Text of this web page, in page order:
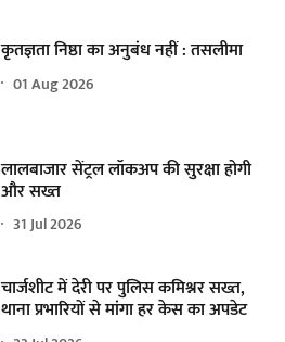
कृतज्ञता निष्ठा का अनुबंध नहीं : तसलीमा
01 Aug 2026
लालबाजार सेंट्रल लॉकअप की सुरक्षा होगी
और सख्त
31 Jul 2026
चार्जशीट में देरी पर पुलिस कमिश्नर सख्त,
थाना प्रभारियों से मांगा हर केस का अपडेट